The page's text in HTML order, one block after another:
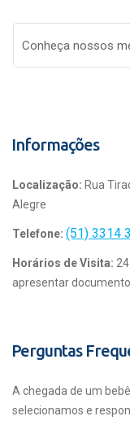
Conheça nossos
Informações
Localização: Rua
Alegre
Telefone: (51) 3314
Horários de Visita:
apresentar
Perguntas
A chegada de um
selecionamos e